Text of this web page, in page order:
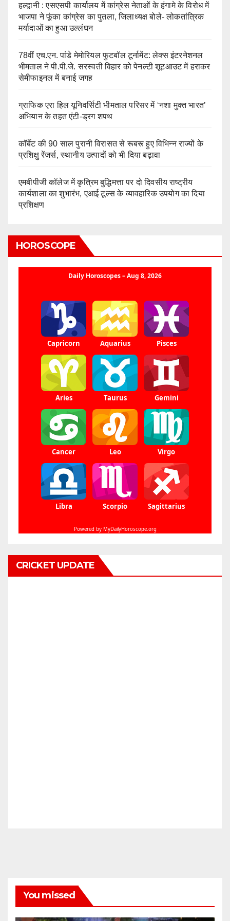
हल्द्वानी : एसएसपी कार्यालय में कांग्रेस नेताओं के हंगामे के विरोध में
भाजपा ने फूंका कांग्रेस का पुतला, जिलाध्यक्ष बोले- लोकतांत्रिक
मर्यादाओं का हुआ उल्लंघन
78वीं एच.एन. पांडे मेमोरियल फुटबॉल टूर्नामेंट: लेक्स इंटरनेशनल
भीमताल ने पी.पी.जे. सरस्वती विहार को पेनल्टी शूटआउट में हराकर
सेमीफाइनल में बनाई जगह
ग्राफिक एरा हिल यूनिवर्सिटी भीमताल परिसर में ‘नशा मुक्त भारत’
अभियान के तहत एंटी-ड्रग शपथ
कॉर्बेट की 90 साल पुरानी विरासत से रूबरू हुए विभिन्न राज्यों के
प्रशिक्षु रेंजर्स, स्थानीय उत्पादों को भी दिया बढ़ावा
एमबीपीजी कॉलेज में कृत्रिम बुद्धिमत्ता पर दो दिवसीय राष्ट्रीय
कार्यशाला का शुभारंभ, एआई टूल्स के व्यावहारिक उपयोग का दिया
प्रशिक्षण
HOROSCOPE
CRICKET UPDATE
You missed